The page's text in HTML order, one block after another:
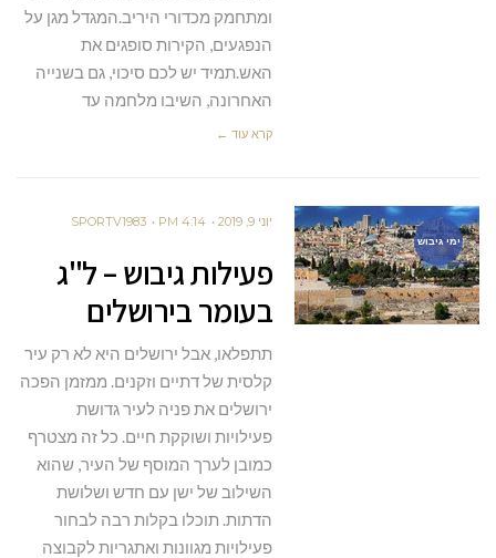
ומתחמק מכדורי היריב.המגדל מגן על
הנפגעים, הקירות סופגים את
האש.תמיד יש לכם סיכוי, גם בשנייה
האחרונה, השיבו מלחמה עד
קרא עוד ←
ימי גיבוש
יוני 9, 2019 4:14 PM
SPORTV1983
פעילות גיבוש – ל"ג
בעומר בירושלים
תתפלאו, אבל ירושלים היא לא רק עיר
קלסית של דתיים וזקנים. ממזמן הפכה
ירושלים את פניה לעיר גדושת
פעילויות ושוקקת חיים. כל זה מצטרף
כמובן לערך המוסף של העיר, שהוא
השילוב של ישן עם חדש ושלושת
הדתות. תוכלו בקלות רבה לבחור
פעילויות מגוונות ואתגריות לקבוצה